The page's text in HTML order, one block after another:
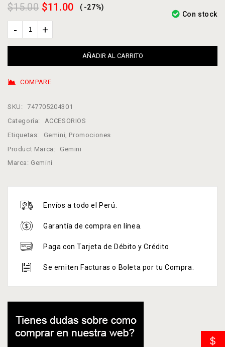
-27%
$15.00 $11.00
Con stock
AÑADIR AL CARRITO
COMPARE
SKU:
747705204301
Categoría:
ACCESORIOS
Etiquetas:
Gemini, Promociones
Product Marca:
Gemini
Marca: Gemini
Envíos a todo el Perú.
Garantía de compra en línea.
Paga con Tarjeta de Débito y Crédito
Se emiten Facturas o Boleta por tu Compra.
$